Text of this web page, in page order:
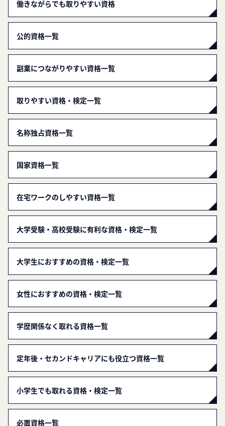
働きながらでも取りやすい資格
公的資格一覧
副業につながりやすい資格一覧
取りやすい資格・検定一覧
名称独占資格一覧
国家資格一覧
在宅ワークのしやすい資格一覧
大学受験・高校受験に有利な資格・検定一覧
大学生におすすめの資格・検定一覧
女性におすすめの資格・検定一覧
学歴関係なく取れる資格一覧
定年後・セカンドキャリアにも役立つ資格一覧
小学生でも取れる資格・検定一覧
必置資格一覧